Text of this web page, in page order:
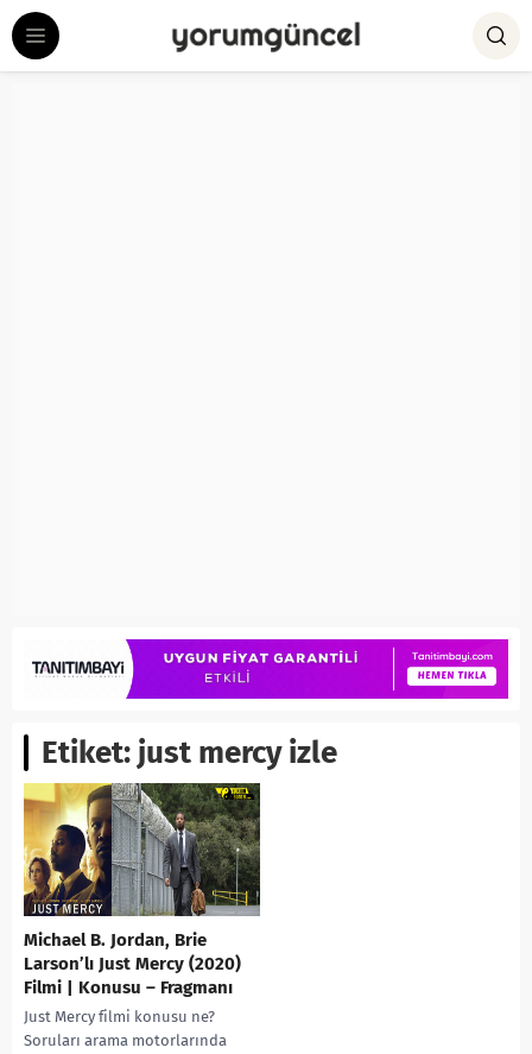
Etiket: just mercy izle
Michael B. Jordan, Brie
Larson’lı Just Mercy (2020)
Filmi | Konusu – Fragmanı
Just Mercy filmi konusu ne?
Soruları arama motorlarında